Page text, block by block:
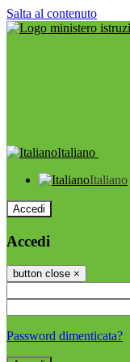
Salta al contenuto
Italiano
Italiano
Accedi
Accedi
button close ×
Password dimenticata?